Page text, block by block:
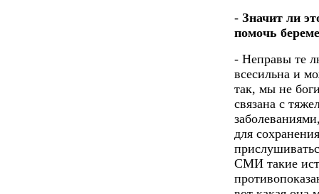
- Значит ли
помочь
- Неправы те
всесильна и
так, мы не
связана с
для
СМИ такие